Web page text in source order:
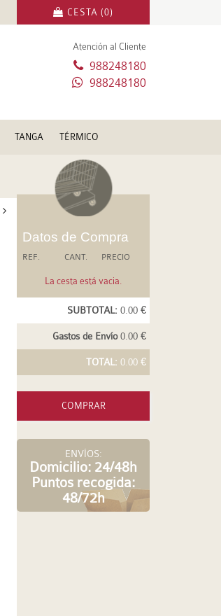
CESTA (0)
Atención al Cliente
988248180
988248180
TANGA TÉRMICO
Datos de Compra
REF. CANT. PRECIO
La cesta está vacia.
SUBTOTAL: 0.00 €
Gastos de Envío0.00 €
TOTAL: 0.00 €
COMPRAR
ENVÍOS:
Domicilio: 24/48h
Puntos recogida:
48/72h